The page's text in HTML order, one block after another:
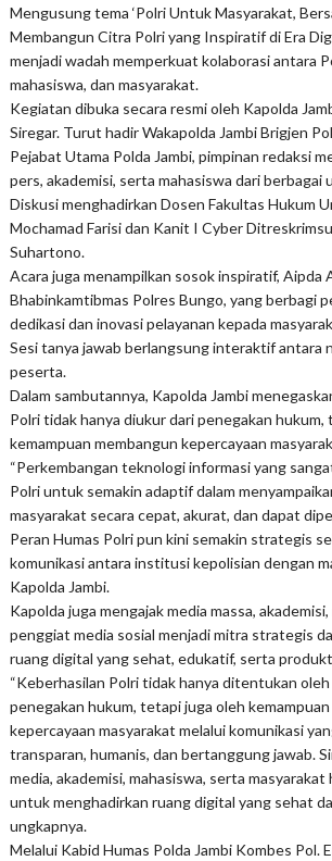
Mengusung tema ‘Polri Untuk Masyarakat,
Membangun Citra Polri yang Inspiratif di Era
menjadi wadah memperkuat kolaborasi antara
mahasiswa, dan masyarakat.
Kegiatan dibuka secara resmi oleh Kapolda
Siregar. Turut hadir Wakapolda Jambi Brigjen
Pejabat Utama Polda Jambi, pimpinan redaksi
pers, akademisi, serta mahasiswa dari berbagai
Diskusi menghadirkan Dosen Fakultas Hukum
Mochamad Farisi dan Kanit I Cyber
Suhartono.
Acara juga menampilkan sosok inspiratif, Aipda
Bhabinkamtibmas Polres Bungo, yang berbagi
dedikasi dan inovasi pelayanan kepada
Sesi tanya jawab berlangsung interaktif antara
peserta.
Dalam sambutannya, Kapolda Jambi
Polri tidak hanya diukur dari penegakan hukum,
kemampuan membangun kepercayaan
“Perkembangan teknologi informasi yang
Polri untuk semakin adaptif dalam
masyarakat secara cepat, akurat, dan dapat
Peran Humas Polri pun kini semakin strategis
komunikasi antara institusi kepolisian dengan
Kapolda Jambi.
Kapolda juga mengajak media massa,
penggiat media sosial menjadi mitra strategis
ruang digital yang sehat, edukatif, serta
“Keberhasilan Polri tidak hanya ditentukan
penegakan hukum, tetapi juga oleh
kepercayaan masyarakat melalui komunikasi
transparan, humanis, dan bertanggung jawab.
media, akademisi, mahasiswa, serta
untuk menghadirkan ruang digital yang sehat
ungkapnya.
Melalui Kabid Humas Polda Jambi Kombes Pol.